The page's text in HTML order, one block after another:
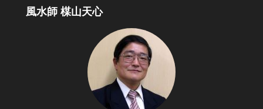
風水師 楳山天心